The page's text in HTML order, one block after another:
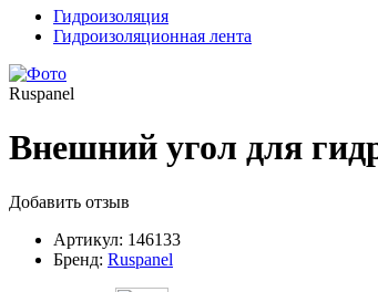
Гидроизоляция
Гидроизоляционная лента
Ruspanel
Внешний угол для
Добавить отзыв
Артикул: 146133
Бренд: Ruspanel